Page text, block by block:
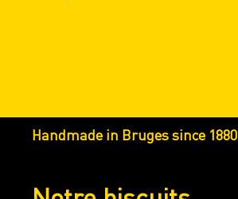
Handmade in Bruges since 1880